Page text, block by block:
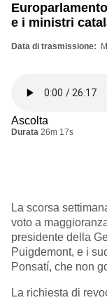
e i ministri
Data di trasmissione
Ascolta
Durata 26m 17s
La scorsa
voto a
presidente della
Puigdemont, e i
Ponsatí, che non
La richiesta di